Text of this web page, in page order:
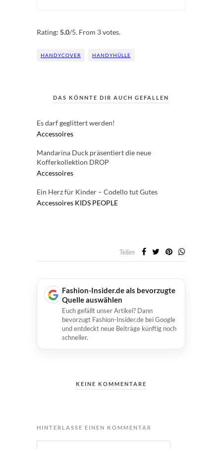
Rating: 5.0/5. From 3 votes.
HANDYCOVER HANDYHÜLLE
DAS KÖNNTE DIR AUCH GEFALLEN
Es darf geglittert werden!
Accessoires
Mandarina Duck präsentiert die neue
Kofferkollektion DROP
Accessoires
Ein Herz für Kinder – Codello tut Gutes
Accessoires KIDS PEOPLE
Teilen
Fashion-Insider.de als bevorzugte
Quelle auswählen
Euch gefällt unser Artikel? Dann
bevorzugt Fashion-Insider.de bei Google
und entdeckt neue Beiträge künftig noch
schneller.
KEINE KOMMENTARE
HINTERLASSE EINEN KOMMENTAR